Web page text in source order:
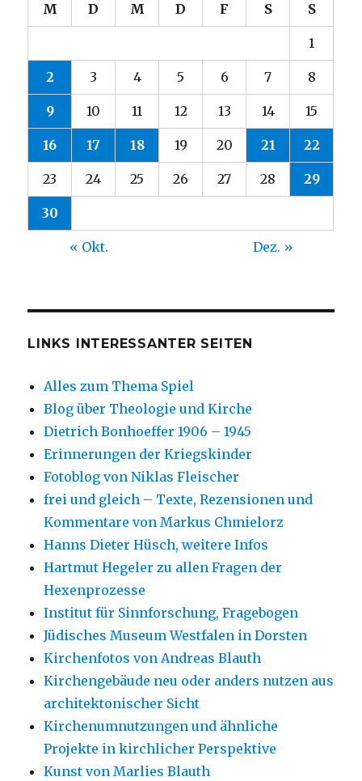
M D M D F S S
1
2 3 4 5 6 7 8
9 10 11 12 13 14 15
16 17 18 19 20 21 22
23 24 25 26 27 28 29
30
« Okt. Dez. »
LINKS INTERESSANTER SEITEN
Alles zum Thema Spiel
Blog über Theologie und Kirche
Dietrich Bonhoeffer 1906 – 1945
Erinnerungen der Kriegskinder
Fotoblog von Niklas Fleischer
frei und gleich – Texte, Rezensionen und
Kommentare von Markus Chmielorz
Hanns Dieter Hüsch, weitere Infos
Hartmut Hegeler zu allen Fragen der
Hexenprozesse
Institut für Sinnforschung, Fragebogen
Jüdisches Museum Westfalen in Dorsten
Kirchenfotos von Andreas Blauth
Kirchengebäude neu oder anders nutzen aus
architektonischer Sicht
Kirchenumnutzungen und ähnliche
Projekte in kirchlicher Perspektive
Kunst von Marlies Blauth